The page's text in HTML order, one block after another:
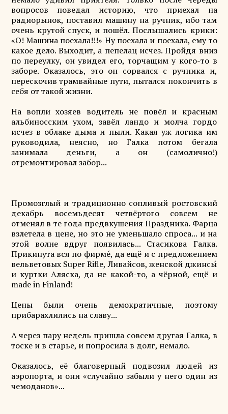
вопросов поведал историю, что приехал на
радиорынок, поставил машину на ручник, ибо там
очень крутой спуск, и пошёл. Послышались крики:
«О! Машина поехала!!!» Ну поехала и поехала, ему то
какое дело. Выходит, а пепелац исчез. Пройдя вниз
по переулку, он увидел его, торчащим у кого-то в
заборе. Оказалось, это он сорвался с ручника и,
перескочив трамвайные пути, пытался покончить в
себя от такой жизни.
На вопли хозяев водитель не повёл и красным
альбиносским ухом, завёл ландо и молча гордо
исчез в облаке дыма и пыли. Какая уж логика им
руководила, неясно, но Галка потом бегала
занимала деньги, а он (самолично!)
отремонтировал забор...
Промозглый и традиционно сопливый ростовский
декабрь восемьдесят четвёртого совсем не
отменял в те года предвкушения Праздника. Фарца
взлетела в цене, но это не уменьшало спроса... и на
этой волне вдруг появилась... Стасикова Галка.
Прикинута вся по фирме́, да ещё и с предложением
вельветовых Super Rifle, Ливайсов, женской джинсы́
и куртки Аляска, да не какой-то, а чёрной, ещё и
made in Finland!
Цены были очень демократичные, поэтому
прибарахлились на славу...
А через пару недель пришла совсем другая Галка, в
тоске и в старье, и попросила в долг, немало.
Оказалось, её благоверный подвозил людей из
аэропорта, и они «случайно забыли у него один из
чемоданов»...